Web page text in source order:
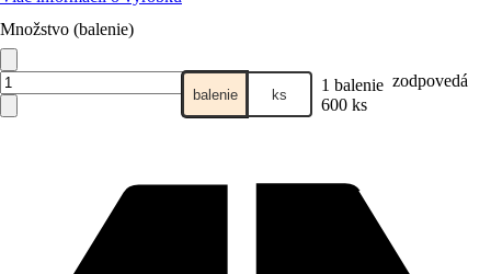
Množstvo (balenie)
balenie ks 1 balenie zodpovedá
600 ks